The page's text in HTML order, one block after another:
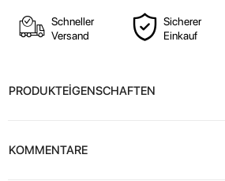
Schneller
Versand
Sicherer
Einkauf
PRODUKTEİGENSCHAFTEN
KOMMENTARE